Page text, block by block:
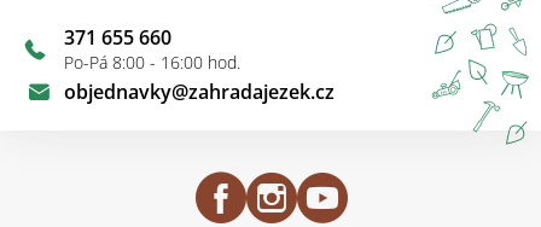
objednavky@zahradajezek.cz
371 655 660
Po-Pá 8:00 - 16:00 hod.